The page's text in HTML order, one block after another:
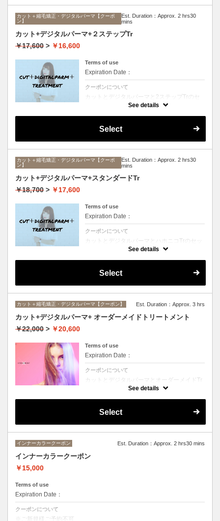
カット＋縮毛矯正・デジタルパーマ【クーポ
ン】
Est. Duration：Approx. 2 hrs30
mins
カット+デジタルパーマ+２ステップTr
￥17,600 > ￥16,600
Terms of use
Expiration Date：
クーポンについて
カットとデジタルパーマと2ステップTrのセ
ットメニュー。毛先ワンカールからふんわり
シャンプー、ブロー込み。
See details
Select
カット＋縮毛矯正・デジタルパーマ【クーポ
ン】
Est. Duration：Approx. 2 hrs30
mins
カット+デジタルパーマ+スタンダードTr
￥18,700 > ￥17,600
Terms of use
Expiration Date：
クーポンについて
カットとデジタルパーマとハホニコTrのセッ
トメニュー。毛先ワンカールからふんわりル
ャンプー、ブロー込み。
See details
Select
カット＋縮毛矯正・デジタルパーマ【クーポン】 Est. Duration：Approx. 3 hrs
カット+デジタルパーマ+ オーダーメイドトリートメント
￥22,000 > ￥20,600
Terms of use
Expiration Date：
クーポンについて
カットとデジタルパーマとオーダーメイドTr
のセットメニュー。抜群の艶！ハリ、コシ！
鮮やかなハイトーンカラーも、極上美しい髪
See details
Select
インナーカラークーポン Est. Duration：Approx. 2 hrs30 mins
インナーカラークーポン
￥15,000
Terms of use
Expiration Date：
クーポンについて
※ご新規様ご予約不可